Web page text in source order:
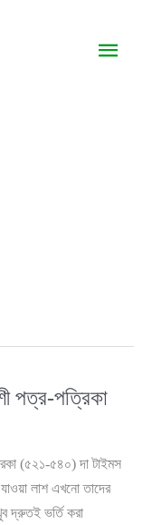
Main
পত্র-পত্রিকা
(৫২১-৫৪০) দা টাইমস
লাশ এখনো তাদের
দ্রুতই ভর্তি করা